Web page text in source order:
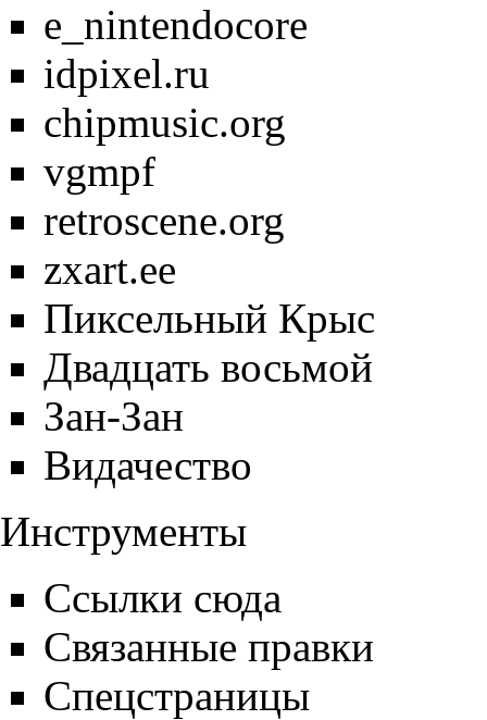
e_nintendocore
idpixel.ru
chipmusic.org
vgmpf
retroscene.org
zxart.ee
Пиксельный Крыс
Двадцать восьмой
Зан-Зан
Видачество
Инструменты
Ссылки сюда
Связанные правки
Спецстраницы